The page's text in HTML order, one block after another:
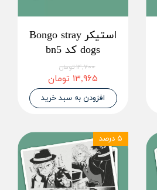
استیکر Bongo stray
dogs کد bn5
۱۴,۷۰۰ تومان
۱۳,۹۶۵ تومان
افزودن به سبد خرید
۵ درصد